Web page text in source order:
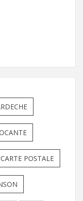
CARTE POSTALE